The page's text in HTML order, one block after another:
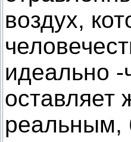
воздух,
идеально -
оставляет
реальным,